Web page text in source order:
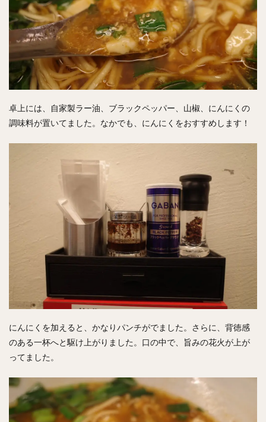
卓上には、自家製ラー油、ブラックペッパー、山椒、にんにくの
調味料が置いてました。なかでも、にんにくをおすすめします！
にんにくを加えると、かなりパンチがでました。さらに、背徳感
のある一杯へと駆け上がりました。口の中で、旨みの花火が上が
ってました。